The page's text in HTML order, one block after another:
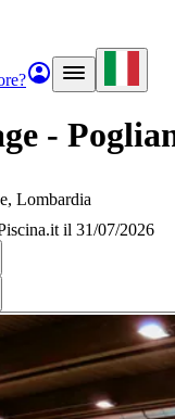
-
, Lombardia
il 31/07/2026